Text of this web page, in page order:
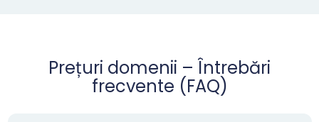
$3.55 $3.35
Prețuri domenii – Întrebări
frecvente (FAQ)